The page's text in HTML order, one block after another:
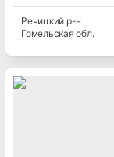
Речицкий р-н
Гомельская обл.